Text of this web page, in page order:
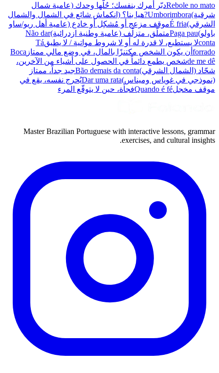
Rebole no matoدبّر أمرك بنفسك؛ حُلَّها وحدك (عامية شمال
شرقية)Umborimbora? هيا بنا؟ (انكماش شائع في الشمال والشمال
الشرقي)É friaموقف مزعج أو مُشكِل أو خادع (عامية أهل ريو/ساو
باولو)Paga pauمتملّق، متزلّف (عامية وطنية ازدرائية)Não dar
contaلا يستطيع، لا قدرة له أو لا شروط مواتية / لا يطيقTá
forrado أن يكون الشخص مكتنزًا بالمال، في وضع مالي ممتاز Boca
de me dêشخص يطمع دائماً في الحصول على أشياء من الآخرين،
شحّاد (الشمال الشرقي)Bão demais da contaجيد جداً، ممتاز
(نموذجي في غوياس وميناس)Dar uma rataيُحرج نفسه، يقع في
موقف مخجلQuando é féفجأة، حين لا يتوقّع المرء
Master Brazilian Portuguese with interactive lessons, grammar
exercises, and cultural insights.